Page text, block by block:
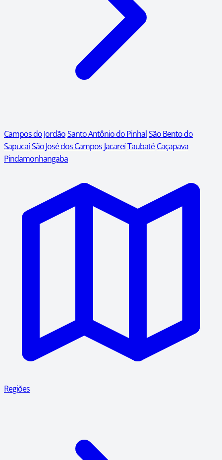
Campos do JordãoSanto Antônio do PinhalSão Bento do
SapucaíSão José dos Campos JacareíTaubaté Caçapava
Pindamonhangaba
Regiões